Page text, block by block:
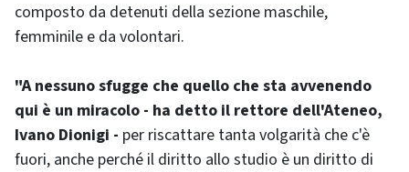
composto da detenuti della sezione maschile,
femminile e da volontari.
"A nessuno sfugge che quello che sta avvenendo
qui è un miracolo - ha detto il rettore dell'Ateneo,
Ivano Dionigi - per riscattare tanta volgarità che c'è
fuori, anche perché il diritto allo studio è un diritto di